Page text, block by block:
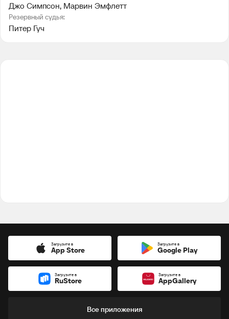
Джо Симпсон, Марвин Эмфлетт
Резервный судья:
Питер Гуч
Загрузите в
App Store
Загрузите в
Google Play
Загрузите в
RuStore
Загрузите в
AppGallery
Все приложения